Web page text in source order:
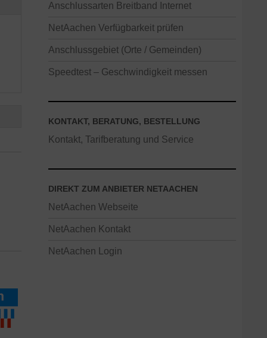
Anschlussarten Breitband Internet
NetAachen Verfügbarkeit prüfen
Anschlussgebiet (Orte / Gemeinden)
Speedtest – Geschwindigkeit messen
KONTAKT, BERATUNG, BESTELLUNG
Kontakt, Tarifberatung und Service
DIREKT ZUM ANBIETER NETAACHEN
NetAachen Webseite
NetAachen Kontakt
NetAachen Login